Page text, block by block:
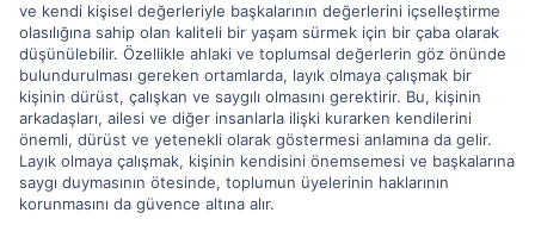
ve kendi kişisel değerleriyle başkalarının değerlerini içselleştirme
olasılığına sahip olan kaliteli bir yaşam sürmek için bir çaba olarak
düşünülebilir. Özellikle ahlaki ve toplumsal değerlerin göz önünde
bulundurulması gereken ortamlarda, layık olmaya çalışmak bir
kişinin dürüst, çalışkan ve saygılı olmasını gerektirir. Bu, kişinin
arkadaşları, ailesi ve diğer insanlarla ilişki kurarken kendilerini
önemli, dürüst ve yetenekli olarak göstermesi anlamına da gelir.
Layık olmaya çalışmak, kişinin kendisini önemsemesi ve başkalarına
saygı duymasının ötesinde, toplumun üyelerinin haklarının
korunmasını da güvence altına alır.